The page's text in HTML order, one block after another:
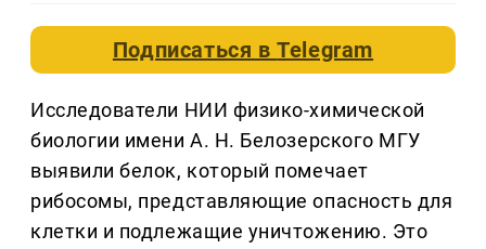
Подписаться вTelegram
Исследователи НИИ физико-химической
биологии имени А. Н. Белозерского МГУ
выявили белок, который помечает
рибосомы, представляющие опасность для
клетки и подлежащие уничтожению. Это